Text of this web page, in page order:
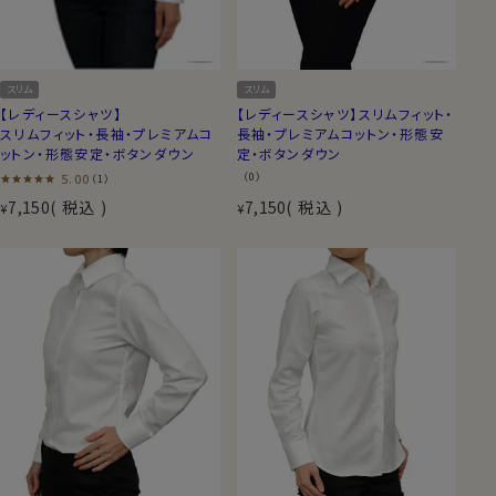
スリム
【レディースシャツ】
スリムフィット・長袖・プレミアムコ
ットン・形態安定・ボタンダウン
5.00 （1）
¥7,150 税込
スリム
【レディースシャツ】スリムフィット・
長袖・プレミアムコットン・形態安
定・ボタンダウン
（0）
¥7,150 税込